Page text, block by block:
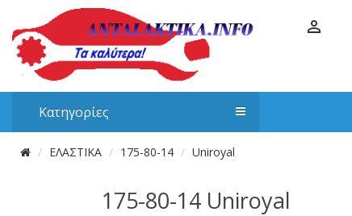
Κατηγορίες
ΕΛΑΣΤΙΚΑ 175-80-14 Uniroyal
175-80-14 Uniroyal